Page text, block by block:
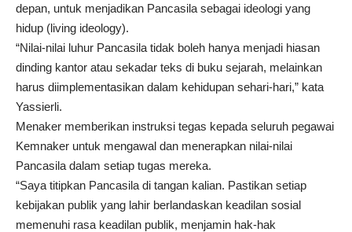
depan, untuk menjadikan Pancasila sebagai ideologi yang
hidup (living ideology).
“Nilai-nilai luhur Pancasila tidak boleh hanya menjadi hiasan
dinding kantor atau sekadar teks di buku sejarah, melainkan
harus diimplementasikan dalam kehidupan sehari-hari,” kata
Yassierli.
Menaker memberikan instruksi tegas kepada seluruh pegawai
Kemnaker untuk mengawal dan menerapkan nilai-nilai
Pancasila dalam setiap tugas mereka.
“Saya titipkan Pancasila di tangan kalian. Pastikan setiap
kebijakan publik yang lahir berlandaskan keadilan sosial
memenuhi rasa keadilan publik, menjamin hak-hak